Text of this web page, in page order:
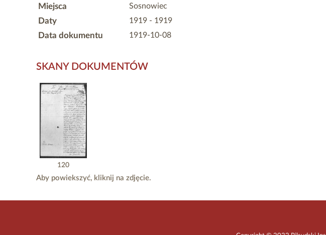
Miejsca Sosnowiec
Daty 1919 - 1919
Data dokumentu 1919-10-08
SKANY DOKUMENTÓW
120
Aby powiekszyć, kliknij na zdjęcie.